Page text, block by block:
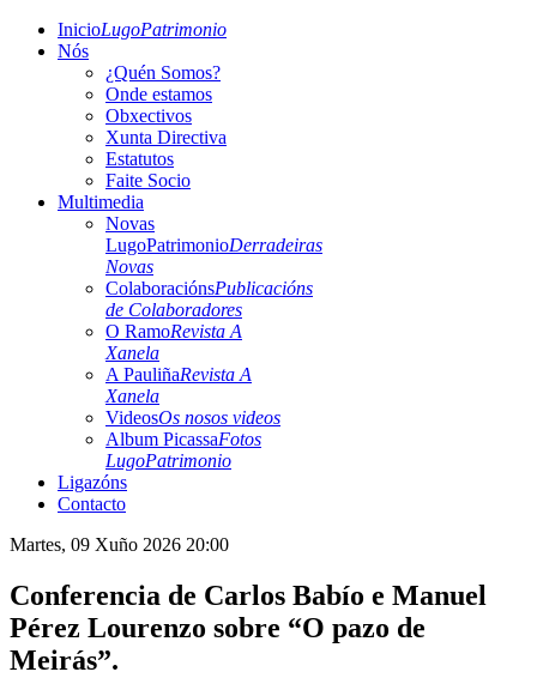
InicioLugoPatrimonio
Nós
¿Quén Somos?
Onde estamos
Obxectivos
Xunta Directiva
Estatutos
Faite Socio
Multimedia
Novas
LugoPatrimonioDerradeiras
Novas
ColaboraciónsPublicacións
de Colaboradores
O RamoRevista A
Xanela
A PauliñaRevista A
Xanela
VideosOs nosos videos
Album PicassaFotos
LugoPatrimonio
Ligazóns
Contacto
Martes, 09 Xuño 2026 20:00
Conferencia de Carlos Babío e Manuel
Pérez Lourenzo sobre “O pazo de
Meirás”.